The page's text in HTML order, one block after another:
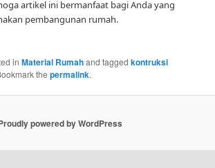
artikel ini bermanfaat bagi Anda yang
pembangunan rumah.
inMaterial Rumahand taggedkontruksi
thepermalink.
powered by WordPress